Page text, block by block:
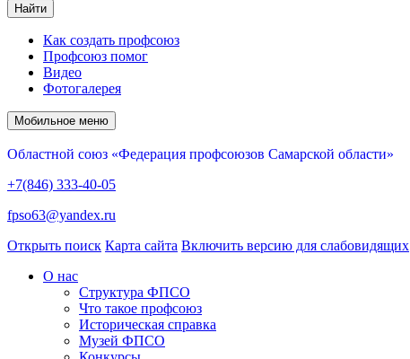
Найти
Как создать профсоюз
Профсоюз помог
Видео
Фотогалерея
Мобильное меню
Областной союз «Федерация профсоюзов Самарской области»
+7(846) 333-40-05
fpso63@yandex.ru
Открыть поиск Карта сайта Включить версию для слабовидящих
О нас
Структура ФПСО
Что такое профсоюз
Историческая справка
Музей ФПСО